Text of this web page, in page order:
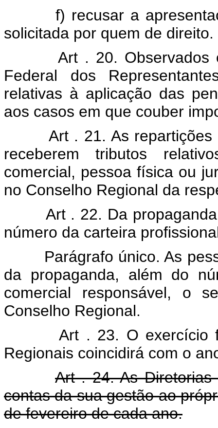
f) recusar a
solicitada por quem de direito.
Art . 20. Observados
Federal dos
relativas à aplicação das
aos casos em que couber
Art . 21. As
receberem tributos
comercial, pessoa física ou
no Conselho Regional da
Art . 22. Da
número da carteira
Parágrafo único. As
da propaganda, além do
comercial responsável, o
Conselho Regional.
Art . 23. O exercício
Regionais coincidirá com o
Art . 24. As Diretorias
contas da sua gestão ao
de fevereiro de cada ano.